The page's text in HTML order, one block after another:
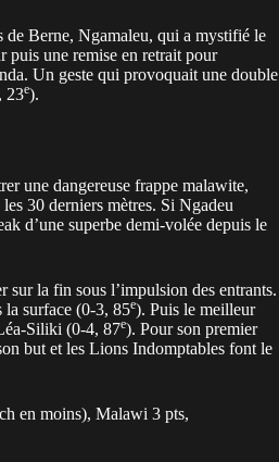
de Berne, Ngamaleu, qui a mystifié le
puis une remise en retrait pour
Un geste qui provoquait une double
23e).
une dangereuse frappe malawite,
30 derniers mètres. Si Ngadeu
d’une superbe demi-volée depuis le
sur la fin sous l’impulsion des entrants.
la surface (0-3, 85e). Puis le meilleur
Siliki (0-4, 87e). Pour son premier
but et les Lions Indomptables font le
en moins), Malawi 3 pts,